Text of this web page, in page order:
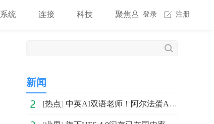
登录 注册
系统 连接 科技 聚焦
新闻
[热点] 中英AI双语老师！阿尔法蛋AI词典笔T10凭什么这么火？